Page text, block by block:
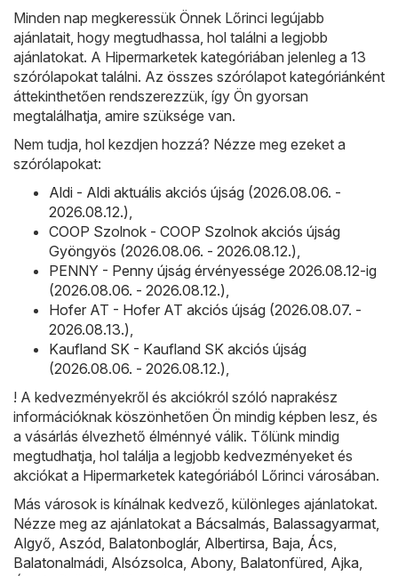
Minden nap megkeressük Önnek Lőrinci legújabb
ajánlatait, hogy megtudhassa, hol találni a legjobb
ajánlatokat. A Hipermarketek kategóriában jelenleg a 13
szórólapokat találni. Az összes szórólapot kategóriánként
áttekinthetően rendszerezzük, így Ön gyorsan
megtalálhatja, amire szüksége van.
Nem tudja, hol kezdjen hozzá? Nézze meg ezeket a
szórólapokat:
Aldi - Aldi aktuális akciós újság (2026.08.06. -
2026.08.12.),
COOP Szolnok - COOP Szolnok akciós újság
Gyöngyös (2026.08.06. - 2026.08.12.),
PENNY - Penny újság érvényessége 2026.08.12-ig
(2026.08.06. - 2026.08.12.),
Hofer AT - Hofer AT akciós újság (2026.08.07. -
2026.08.13.),
Kaufland SK - Kaufland SK akciós újság
(2026.08.06. - 2026.08.12.),
! A kedvezményekről és akciókról szóló naprakész
információknak köszönhetően Ön mindig képben lesz, és
a vásárlás élvezhető élménnyé válik. Tőlünk mindig
megtudhatja, hol találja a legjobb kedvezményeket és
akciókat a Hipermarketek kategóriából Lőrinci városában.
Más városok is kínálnak kedvező, különleges ajánlatokat.
Nézze meg az ajánlatokat a Bácsalmás, Balassagyarmat,
Algyő, Aszód, Balatonboglár, Albertirsa, Baja, Ács,
Balatonalmádi, Alsózsolca, Abony, Balatonfüred, Ajka,